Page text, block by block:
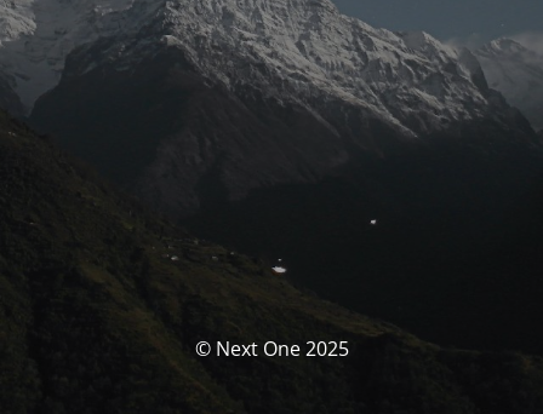
© Next One 2025